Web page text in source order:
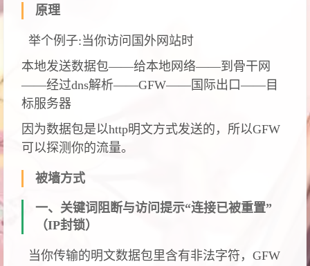
原理
举个例子:当你访问国外网站时
本地发送数据包——给本地网络——到骨干网
——经过dns解析——GFW——国际出口——目
标服务器
因为数据包是以http明文方式发送的，所以GFW
可以探测你的流量。
被墙方式
一、关键词阻断与访问提示“连接已被重置”
（IP封锁）
当你传输的明文数据包里含有非法字符，GFW